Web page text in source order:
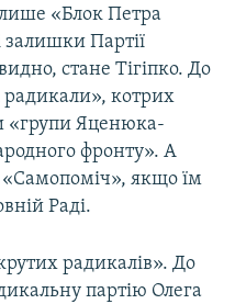
«Блок Петра
Партії
стане Тігіпко. До
котрих
«групи Яценюка-
фронту». А
«Самопоміч», якщо їм
Раді.
радикалів». До
партію Олега